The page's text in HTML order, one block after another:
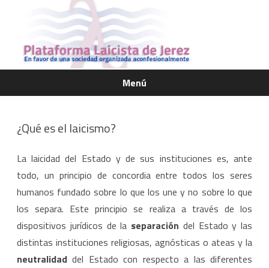
Menú
Saltar
¿Qué es el laicismo?
La laicidad del Estado y de sus instituciones es, ante
todo, un principio de concordia entre todos los seres
humanos fundado sobre lo que los une y no sobre lo que
los separa. Este principio se realiza a través de los
dispositivos jurídicos de la separación del Estado y las
distintas instituciones religiosas, agnósticas o ateas y la
neutralidad del Estado con respecto a las diferentes